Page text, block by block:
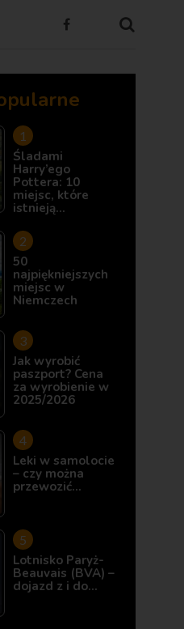
Śladami
Harry’ego
Pottera: 10
miejsc, które
istnieją…
50
najpiękniejszych
miejsc w
Niemczech
Jak wyrobić
paszport? Cena
za wyrobienie w
2025/2026
Leki w samolocie
– czy można
przewozić…
Lotnisko Paryż-
Beauvais (BVA) –
dojazd z i do…